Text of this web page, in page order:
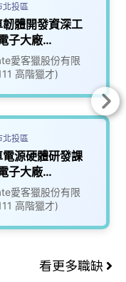
北投區
韌體開發資深工
子大廠
愛客獵股份有限
高階獵才)
北投區
電源硬體研發課
子大廠
愛客獵股份有限
高階獵才)
看更多職缺